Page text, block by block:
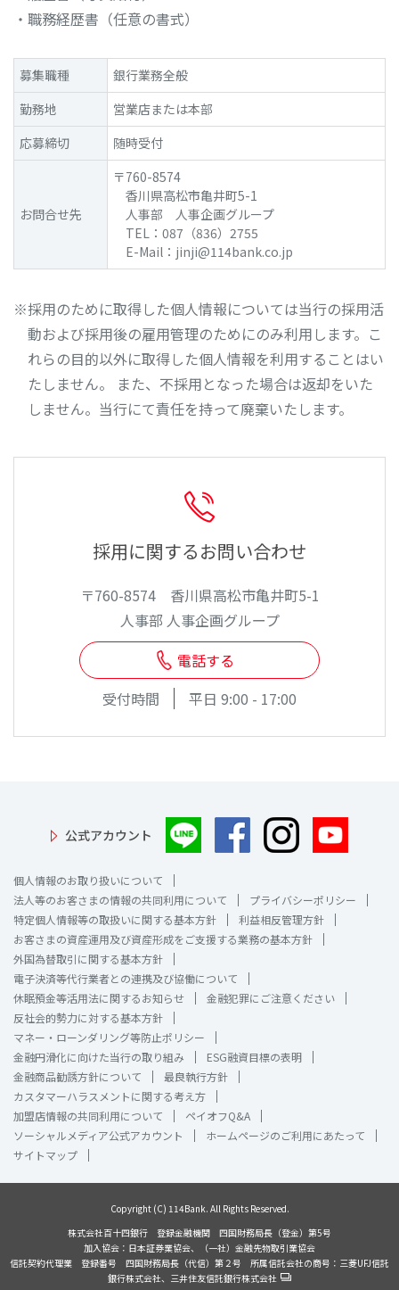
・職務経歴書（任意の書式）
募集職種
銀行業務全般
勤務地
営業店または本部
応募締切
随時受付
お問合せ先
〒760-8574
香川県高松市亀井町5-1
人事部 人事企画グループ
TEL：087（836）2755
E-Mail：jinji@114bank.co.jp
※採用のために取得した個人情報については当行の採用活
動および採用後の雇用管理のためにのみ利用します。こ
れらの目的以外に取得した個人情報を利用することはい
たしません。 また、不採用となった場合は返却をいた
しません。当行にて責任を持って廃棄いたします。
採用に関するお問い合わせ
〒760-8574 香川県高松市亀井町5-1
人事部 人事企画グループ
電話する
受付時間
平日 9:00 - 17:00
公式アカウント
個人情報のお取り扱いについて
法人等のお客さまの情報の共同利用について
プライバシーポリシー
特定個人情報等の取扱いに関する基本方針
利益相反管理方針
お客さまの資産運用及び資産形成をご支援する業務の基本方針
外国為替取引に関する基本方針
電子決済等代行業者との連携及び協働について
休眠預金等活用法に関するお知らせ
金融犯罪にご注意ください
反社会的勢力に対する基本方針
マネー・ローンダリング等防止ポリシー
金融円滑化に向けた当行の取り組み
ESG融資目標の表明
金融商品勧誘方針について
最良執行方針
カスタマーハラスメントに関する考え方
加盟店情報の共同利用について
ペイオフQ&A
ソーシャルメディア公式アカウント
ホームページのご利用にあたって
サイトマップ
Copyright (C) 114Bank. All Rights Reserved.
株式会社百十四銀行 登録金融機関 四国財務局長（登金）第5号
加入協会：日本証券業協会、（一社）金融先物取引業協会
信託契約代理業 登録番号 四国財務局長（代信）第２号 所属信託会社の商号：三菱UFJ信託
銀行株式会社、三井住友信託銀行株式会社